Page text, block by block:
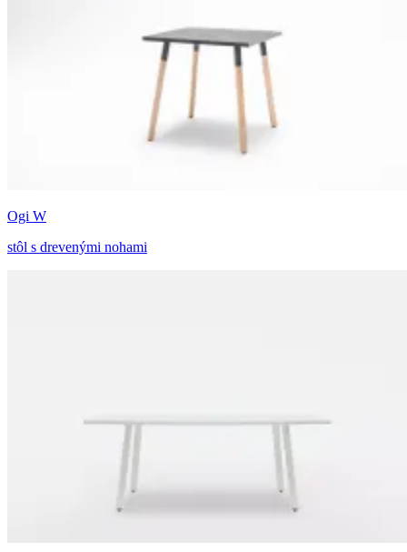
Ogi W
stôl s drevenými nohami